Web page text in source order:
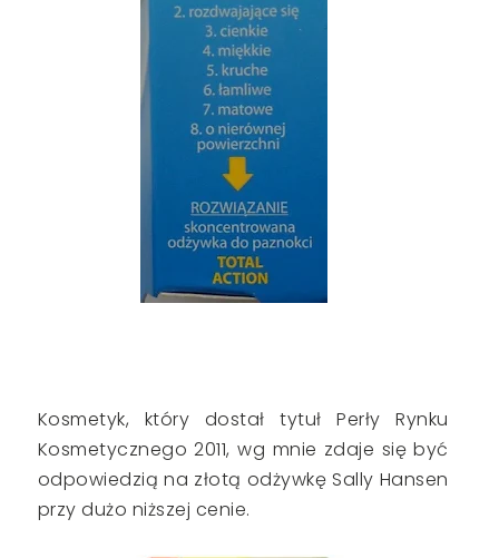
Kosmetyk, który dostał tytuł Perły Rynku
Kosmetycznego 2011, wg mnie zdaje się być
odpowiedzią na złotą odżywkę Sally Hansen
przy dużo niższej cenie.